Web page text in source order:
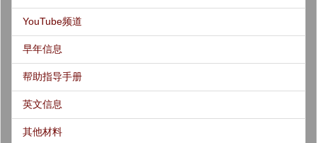
YouTube频道
早年信息
帮助指导手册
英文信息
其他材料